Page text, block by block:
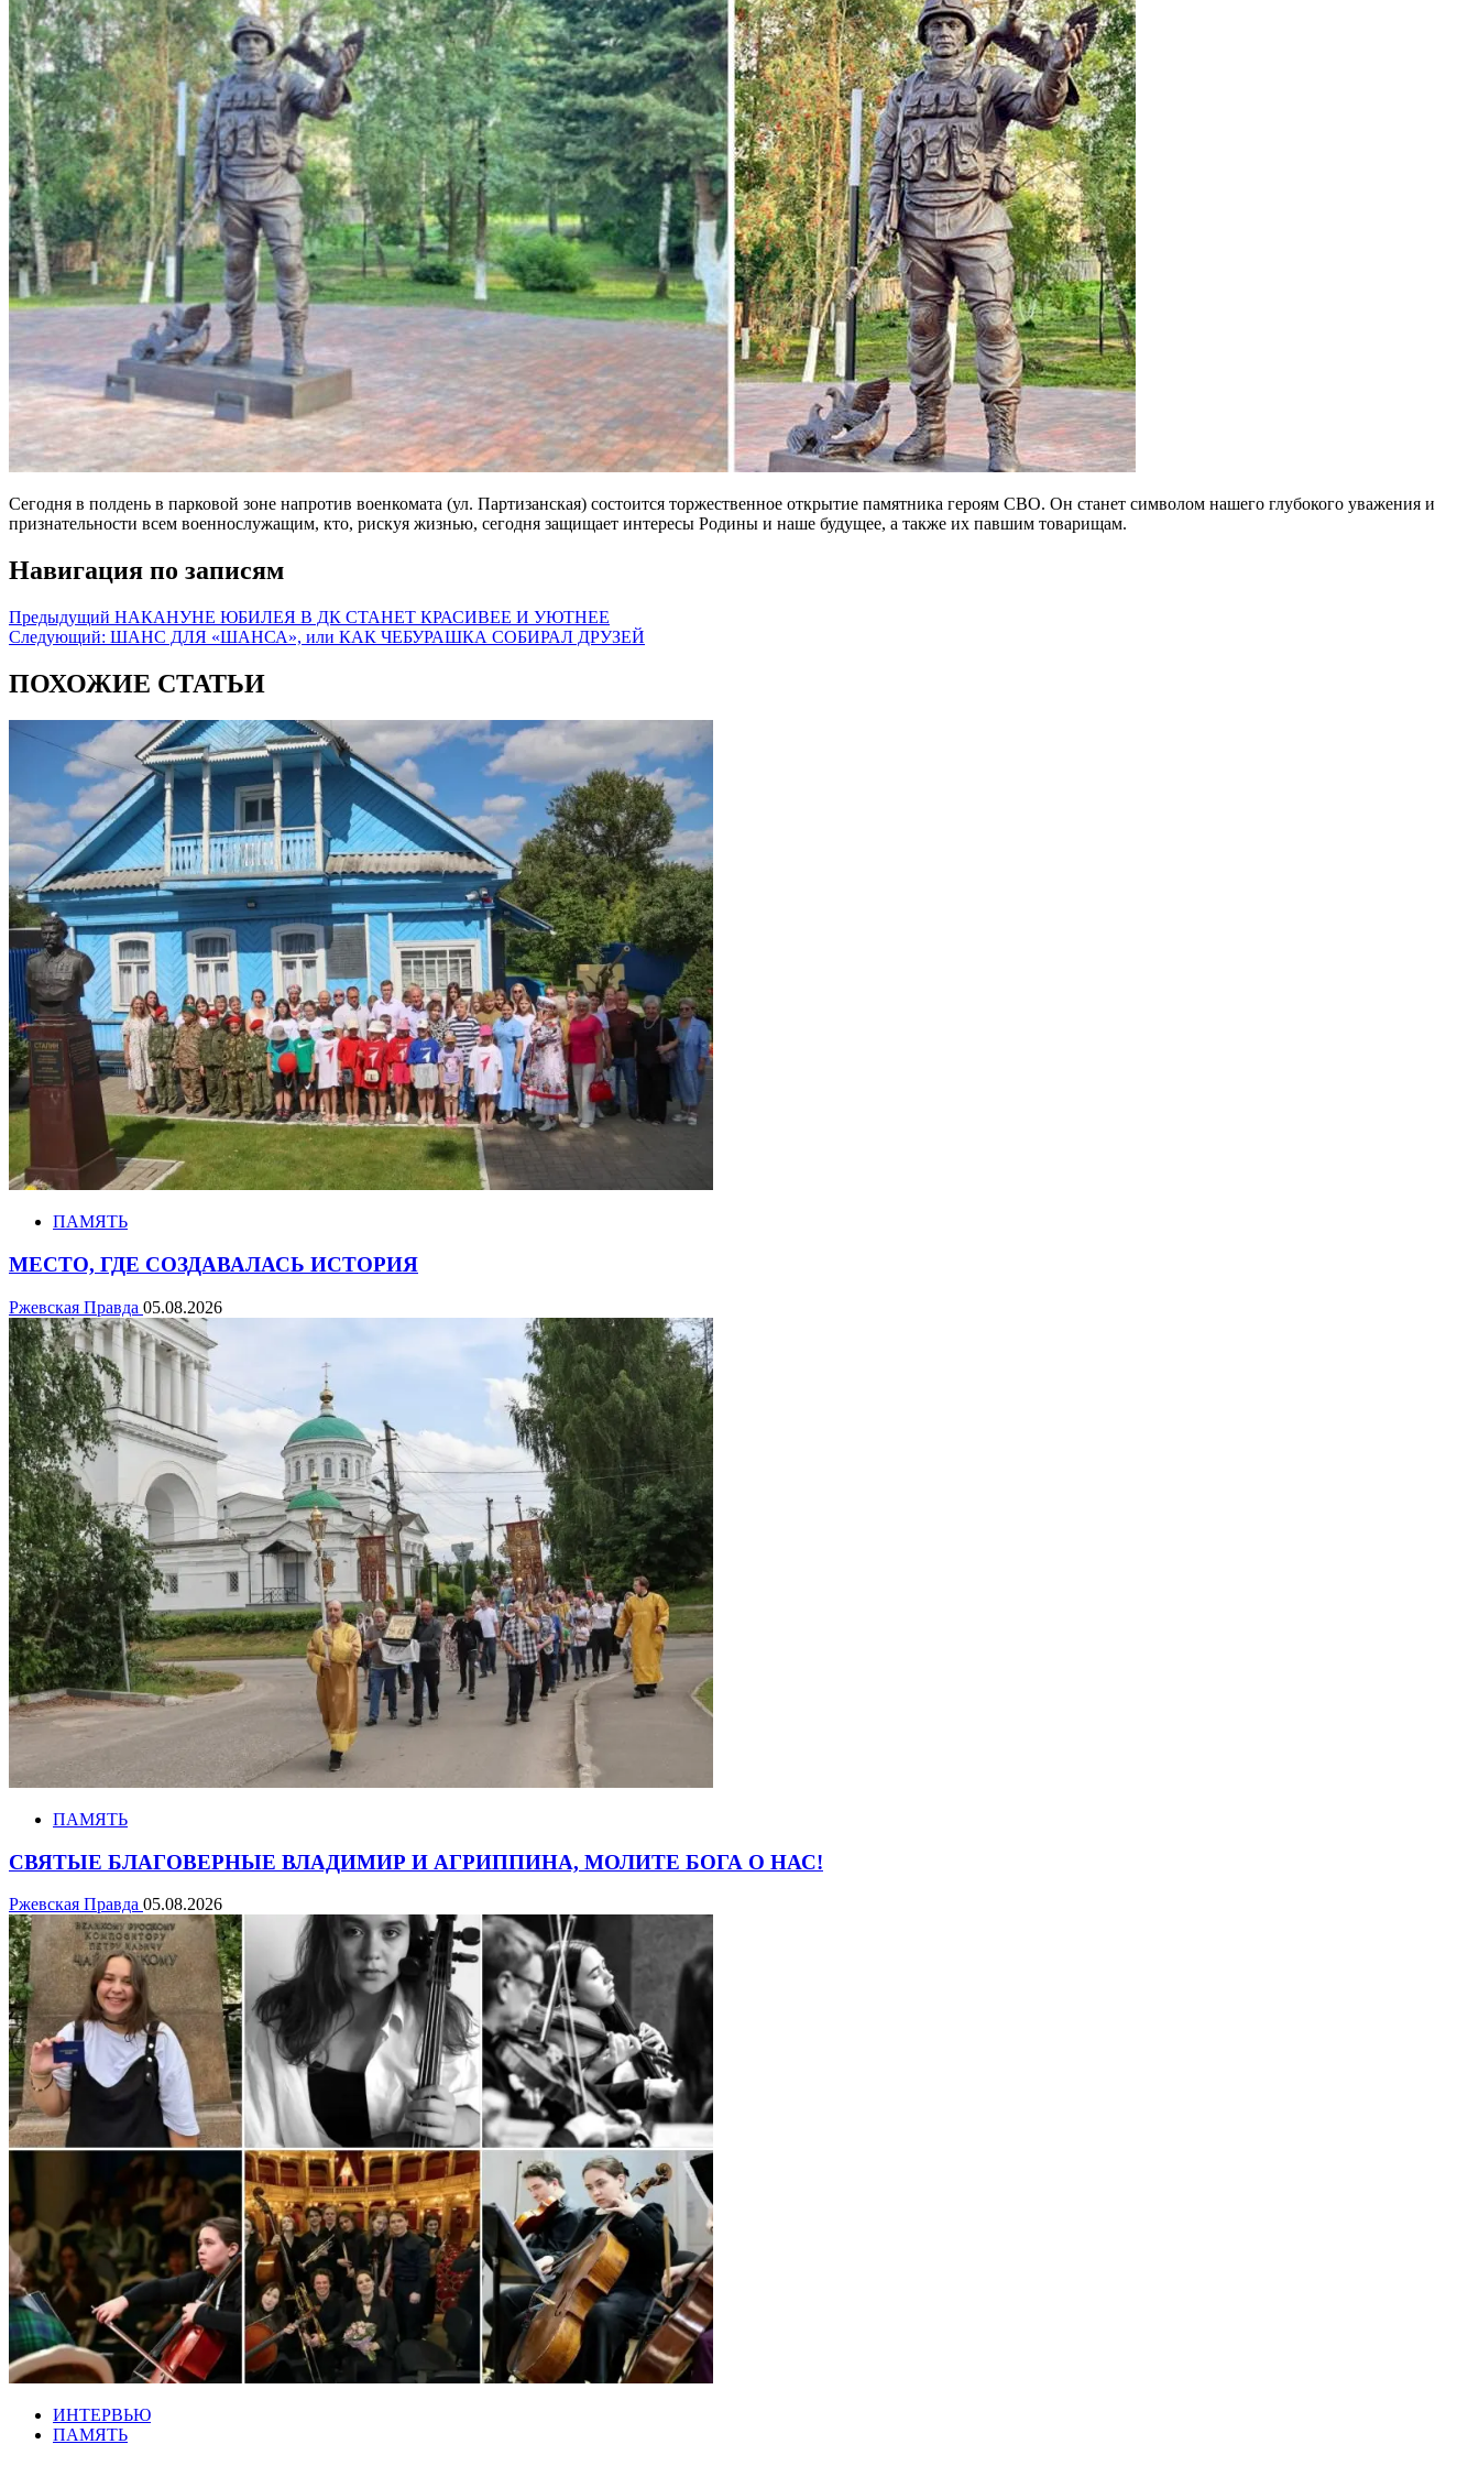
Сегодня в полдень в парковой зоне напротив военкомата (ул. Партизанская) состоится торжественное открытие памятника героям СВО. Он станет символом нашего глубокого уважения и
признательности всем военнослужащим, кто, рискуя жизнью, сегодня защищает интересы Родины и наше будущее, а также их павшим товарищам.
Навигация по записям
Предыдущий НАКАНУНЕ ЮБИЛЕЯ В ДК СТАНЕТ КРАСИВЕЕ И УЮТНЕЕ
Следующий: ШАНС ДЛЯ «ШАНСА», или КАК ЧЕБУРАШКА СОБИРАЛ ДРУЗЕЙ
ПОХОЖИЕ СТАТЬИ
ПАМЯТЬ
МЕСТО, ГДЕ СОЗДАВАЛАСЬ ИСТОРИЯ
Ржевская Правда 05.08.2026
ПАМЯТЬ
СВЯТЫЕ БЛАГОВЕРНЫЕ ВЛАДИМИР И АГРИППИНА, МОЛИТЕ БОГА О НАС!
Ржевская Правда 05.08.2026
ИНТЕРВЬЮ
ПАМЯТЬ